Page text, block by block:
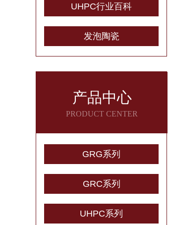
UHPC行业百科
发泡陶瓷
产品中心
PRODUCT CENTER
GRG系列
GRC系列
UHPC系列